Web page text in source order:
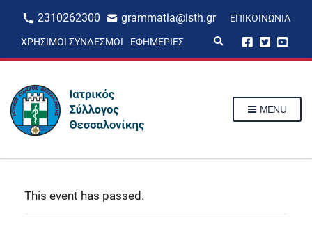
2310262300 grammatia@isth.gr ΕΠΙΚΟΙΝΩΝΊΑ
ΧΡΉΣΙΜΟΙ ΣΎΝΔΕΣΜΟΙ ΕΦΗΜΕΡΊΕΣ
p
MENU
This event has passed.